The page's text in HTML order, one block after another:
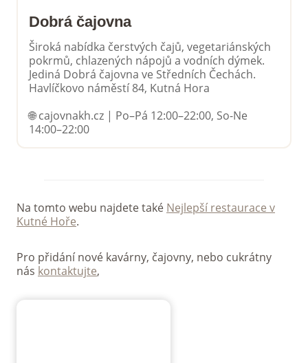
Dobrá čajovna
Široká nabídka čerstvých čajů, vegetariánských
pokrmů, chlazených nápojů a vodních dýmek.
Jediná Dobrá čajovna ve Středních Čechách.
Havlíčkovo náměstí 84, Kutná Hora
🌐 cajovnakh.cz | Po–Pá 12:00–22:00, So-Ne
14:00–22:00
Na tomto webu najdete také Nejlepší restaurace v
Kutné Hoře.
Pro přidání nové kavárny, čajovny, nebo cukrátny
nás kontaktujte,